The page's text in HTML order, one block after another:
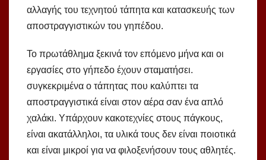
αλλαγής του τεχνητού τάπητα και κατασκευής των
αποστραγγιστικών του γηπέδου.
Το πρωτάθλημα ξεκινά τον επόμενο μήνα και οι
εργασίες στο γήπεδο έχουν σταματήσει.
συγκεκριμένα ο τάπητας που καλύπτει τα
αποστραγγιστικά είναι στον αέρα σαν ένα απλό
χαλάκι. Υπάρχουν κακοτεχνίες στους πάγκους,
είναι ακατάλληλοι, τα υλικά τους δεν είναι ποιοτικά
και είναι μικροί για να φιλοξενήσουν τους αθλητές.